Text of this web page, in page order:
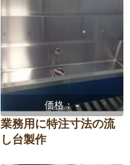
価格：-
業務用に特注寸法の流
し台製作